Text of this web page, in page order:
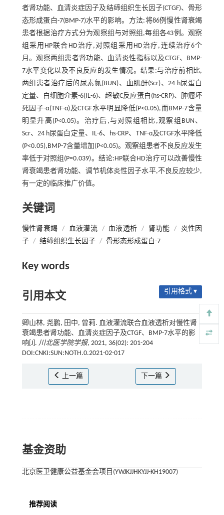
者肾功能、血清炎症因子及结缔组织生长因子(CTGF)、骨形
态形成蛋白-7(BMP-7)水平的影响。方法:将86例慢性肾衰竭
患者根据治疗方式分为观察组与对照组,每组各43例。观察
组采用HP联合HD治疗,对照组采用HD治疗,连续治疗6个
月。观察两组患者肾功能、血清炎性指标以及CTGF、BMP-
7水平变化以及不良反应的发生情况。结果:与治疗前相比,
两组患者治疗后的尿素氮(BUN)、血肌酐(Scr)、24 h尿蛋白
定量、白细胞介素-6(IL-6)、超敏C反应蛋白(hs-CRP)、肿瘤坏
死因子-α(TNF-ɑ)及CTGF水平明显降低(P<0.05),而BMP-7含量
明显升高(P<0.05)。治疗后,与对照组相比,观察组BUN、
Scr、24 h尿蛋白定量、IL-6、hs-CRP、TNF-ɑ及CTGF水平降低
(P<0.05),BMP-7含量增加(P<0.05)。观察组患者不良反应发生
率低于对照组(P=0.039)。结论:HP联合HD治疗可以改善慢性
肾衰竭患者肾功能、调节机体炎性因子水平,不良反应较少,
有一定的临床推广价值。
关键词
慢性肾衰竭 / 血液灌流 / 血液透析 / 肾功能 /
炎性因
子 / 结缔组织生长因子 / 骨形态形成蛋白-7
Key words
引用本文 引用格式 ▾
卿山林, 尧鹏, 田中, 曾莉. 血液灌流联合血液透析对慢性肾
衰竭患者肾功能、血清炎症因子及CTGF、BMP-7水平的影
响[J]. 川北医学院学报, 2021, 36(02): 201-204
DOI:CNKI:SUN:NOTH.0.2021-02-017
上一篇 下一篇
基金资助
北京医卫健康公益基金会项目(YWJKJJHKYJJ-KH19007)